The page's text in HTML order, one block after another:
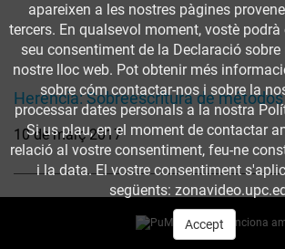
Herencia: Sobreescritura de métodos
10 de març 2017
apareixen a les nostres pàgines
tercers. En qualsevol moment, vostè
seu consentiment de la Declaració sobre
nostre lloc web. Pot obtenir més
sobre cóm contactar-nos i sobre la
processar dates personals a la nostra
Si us plau, en el moment de contactar
relació al vostre consentiment, feu-ne
i la data. El vostre consentiment
següents:
AcceptFunciona